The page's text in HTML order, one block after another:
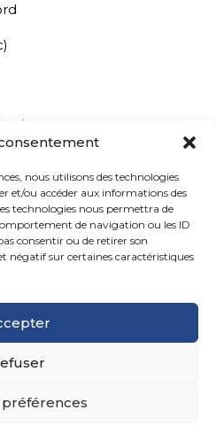
nous utilisons des technologies
et/ou accéder aux informations des
technologies nous permettra de
de navigation ou les ID
consentir ou de retirer son
négatif sur certaines caractéristiques
préférences
confidentialité